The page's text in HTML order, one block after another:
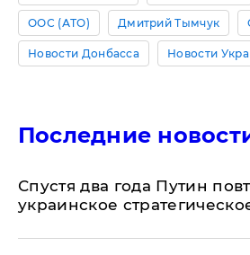
ООС (АТО) Дмитрий Тымчук
Новости Донбасса Новости
Последние
Спустя два года Путин
украинское